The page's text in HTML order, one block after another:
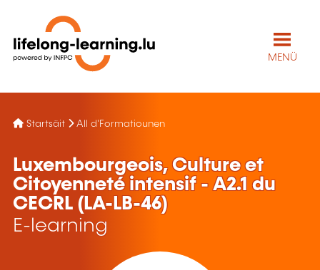
MENÜ
Startsäit All d'Formatiounen
Luxembourgeois, Culture et
Citoyenneté intensif - A2.1 du
CECRL (LA-LB-46)
E-learning